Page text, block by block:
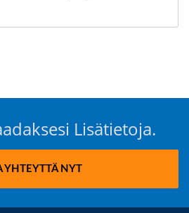
Lisätietoja.
YHTEYTTÄ NYT